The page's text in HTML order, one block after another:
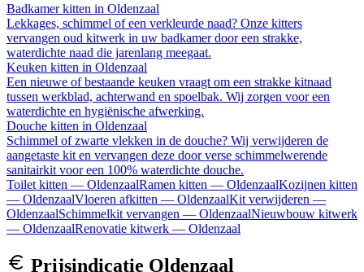
Badkamer kitten in Oldenzaal
Lekkages, schimmel of een verkleurde naad? Onze kitters
vervangen oud kitwerk in uw badkamer door een strakke,
waterdichte naad die jarenlang meegaat.
Keuken kitten in Oldenzaal
Een nieuwe of bestaande keuken vraagt om een strakke kitnaad
tussen werkblad, achterwand en spoelbak. Wij zorgen voor een
waterdichte en hygiënische afwerking.
Douche kitten in Oldenzaal
Schimmel of zwarte vlekken in de douche? Wij verwijderen de
aangetaste kit en vervangen deze door verse schimmelwerende
sanitairkit voor een 100% waterdichte douche.
Toilet kitten — OldenzaalRamen kitten — OldenzaalKozijnen kitten
— OldenzaalVloeren afkitten — OldenzaalKit verwijderen —
OldenzaalSchimmelkit vervangen — OldenzaalNieuwbouw kitwerk
— OldenzaalRenovatie kitwerk — Oldenzaal
Prijsindicatie Oldenzaal